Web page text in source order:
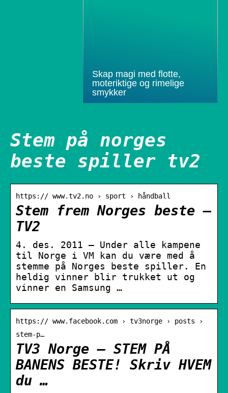
Skap magi med flotte,
moteriktige og rimelige
smykker
Stem på norges
beste spiller tv2
https:// www.tv2.no › sport › håndball
Stem frem Norges beste –
TV2
4. des. 2011 — Under alle kampene
til Norge i VM kan du være med å
stemme på Norges beste spiller. En
heldig vinner blir trukket ut og
vinner en Samsung …
https:// www.facebook.com › tv3norge › posts ›
stem-p…
TV3 Norge – STEM PÅ
BANENS BESTE! Skriv HVEM
du …